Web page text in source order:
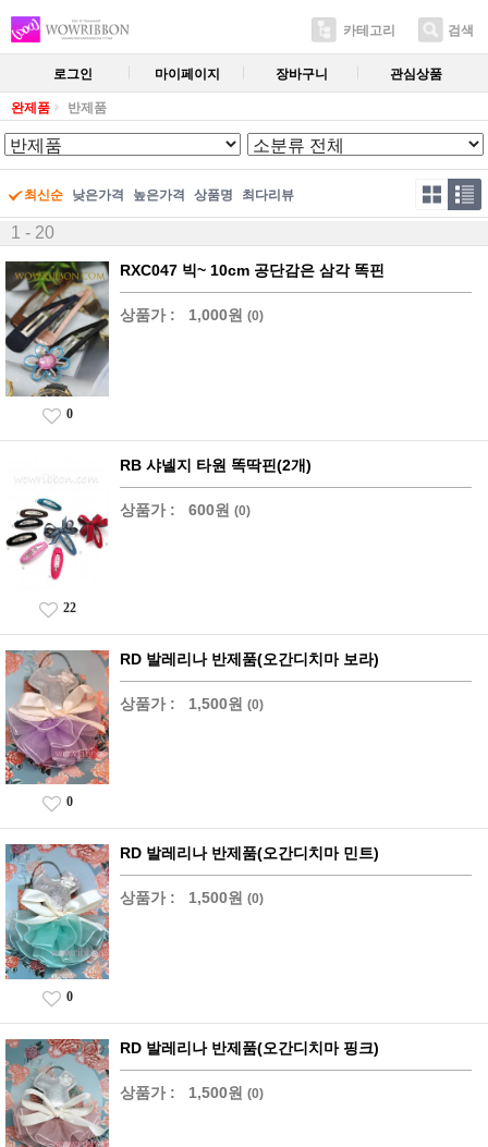
카테고리 검색
로그인 마이페이지 장바구니 관심상품
완제품 반제품
최신순 낮은가격 높은가격 상품명 최다리뷰
1 - 20
RXC047 빅~ 10cm 공단감은 삼각 똑핀
상품가 : 1,000원 (0)
0
RB 샤넬지 타원 똑딱핀(2개)
상품가 : 600원 (0)
22
RD 발레리나 반제품(오간디치마 보라)
상품가 : 1,500원 (0)
0
RD 발레리나 반제품(오간디치마 민트)
상품가 : 1,500원 (0)
0
RD 발레리나 반제품(오간디치마 핑크)
상품가 : 1,500원 (0)